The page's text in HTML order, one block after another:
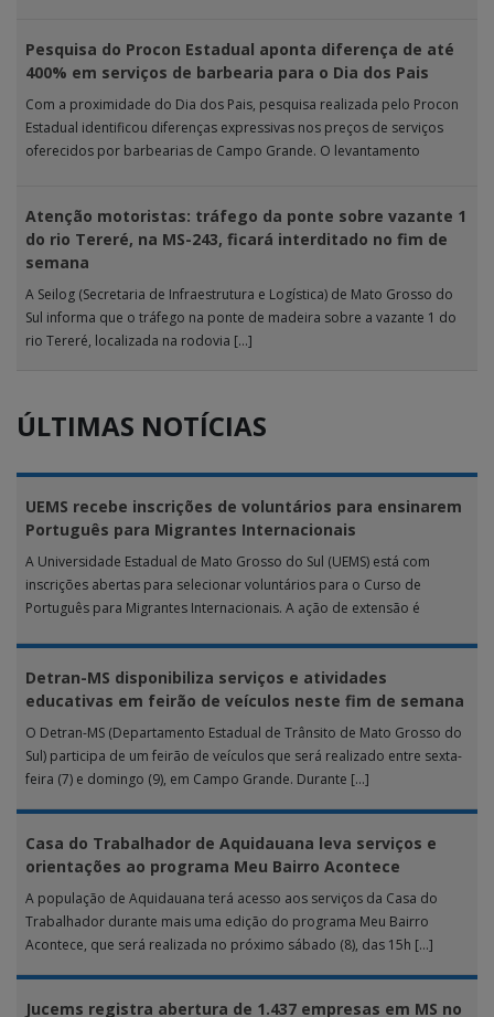
Pesquisa do Procon Estadual aponta diferença de até
400% em serviços de barbearia para o Dia dos Pais
Com a proximidade do Dia dos Pais, pesquisa realizada pelo Procon
Estadual identificou diferenças expressivas nos preços de serviços
oferecidos por barbearias de Campo Grande. O levantamento
Atenção motoristas: tráfego da ponte sobre vazante 1
do rio Tereré, na MS-243, ficará interditado no fim de
semana
A Seilog (Secretaria de Infraestrutura e Logística) de Mato Grosso do
Sul informa que o tráfego na ponte de madeira sobre a vazante 1 do
rio Tereré, localizada na rodovia […]
ÚLTIMAS NOTÍCIAS
UEMS recebe inscrições de voluntários para ensinarem
Português para Migrantes Internacionais
A Universidade Estadual de Mato Grosso do Sul (UEMS) está com
inscrições abertas para selecionar voluntários para o Curso de
Português para Migrantes Internacionais. A ação de extensão é
Detran-MS disponibiliza serviços e atividades
educativas em feirão de veículos neste fim de semana
O Detran-MS (Departamento Estadual de Trânsito de Mato Grosso do
Sul) participa de um feirão de veículos que será realizado entre sexta-
feira (7) e domingo (9), em Campo Grande. Durante […]
Casa do Trabalhador de Aquidauana leva serviços e
orientações ao programa Meu Bairro Acontece
A população de Aquidauana terá acesso aos serviços da Casa do
Trabalhador durante mais uma edição do programa Meu Bairro
Acontece, que será realizada no próximo sábado (8), das 15h […]
Jucems registra abertura de 1.437 empresas em MS no